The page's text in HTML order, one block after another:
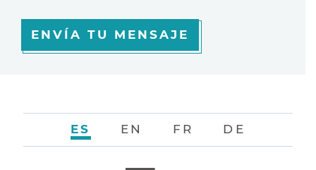
ENVÍA TU MENSAJE
ES EN FR DE